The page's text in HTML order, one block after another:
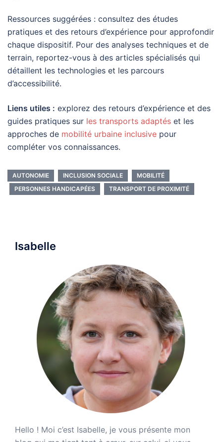
Ressources suggérées : consultez des études
pratiques et des retours d’expérience pour approfondir
chaque dispositif. Pour des analyses techniques et de
terrain, reportez-vous à des articles spécialisés qui
détaillent les technologies et les parcours
d’accessibilité.
Liens utiles : explorez des retours d’expérience et des
guides pratiques sur les transports adaptés et les
approches de mobilité urbaine inclusive pour
compléter vos connaissances.
AUTONOMIE INCLUSION SOCIALE
MOBILITÉ
PERSONNES HANDICAPÉES
TRANSPORT DE PROXIMITÉ
Isabelle
Hello ! Moi c’est Isabelle, je vous présente mon